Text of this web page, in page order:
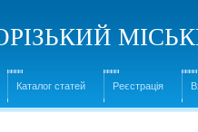
Каталог статей Реєстрація